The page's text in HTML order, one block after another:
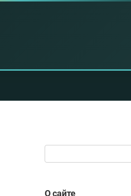
О сайте